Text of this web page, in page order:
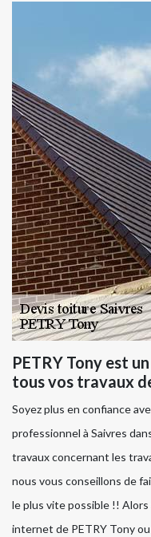
PETRY Tony est
tous vos travaux
Soyez plus en confiance
professionnel à Saivres
travaux concernant les
nous vous conseillons de
le plus vite possible !! Alors
internet de PETRY Tony